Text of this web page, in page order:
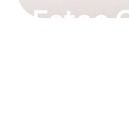
Estee